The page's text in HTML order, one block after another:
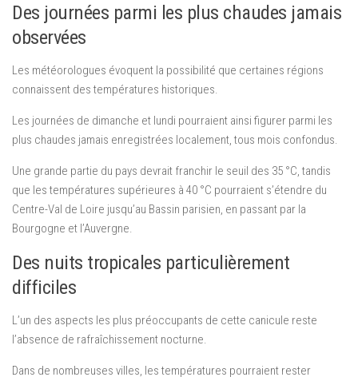
Des journées parmi les plus chaudes jamais
observées
Les météorologues évoquent la possibilité que certaines régions
connaissent des températures historiques.
Les journées de dimanche et lundi pourraient ainsi figurer parmi les
plus chaudes jamais enregistrées localement, tous mois confondus.
Une grande partie du pays devrait franchir le seuil des 35 °C, tandis
que les températures supérieures à 40 °C pourraient s’étendre du
Centre-Val de Loire jusqu’au Bassin parisien, en passant par la
Bourgogne et l’Auvergne.
Des nuits tropicales particulièrement
difficiles
L’un des aspects les plus préoccupants de cette canicule reste
l’absence de rafraîchissement nocturne.
Dans de nombreuses villes, les températures pourraient rester